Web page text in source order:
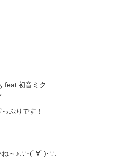
feat.初音ミク
ぷりです！
～♪.∵･(ﾟ∀ﾟ)･∵.